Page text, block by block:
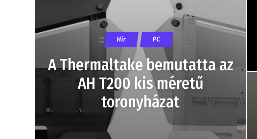
Hír PC
A Thermaltake bemutatta az
AH T200 kis méretű
toronyházat